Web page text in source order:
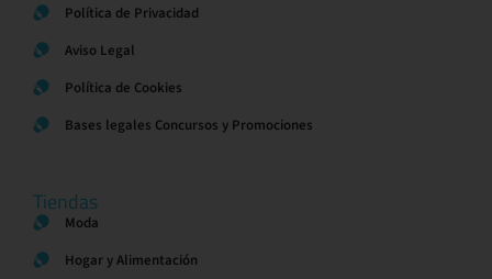
Política de Privacidad
Aviso Legal
Política de Cookies
Bases legales Concursos y Promociones
Tiendas
Moda
Hogar y Alimentación